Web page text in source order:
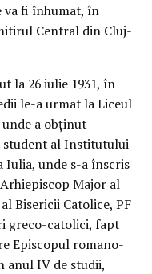
va fi înhumat, în
Central din Cluj-
la 26 iulie 1931, în
le-a urmat la Liceul
unde a obținut
student al Institutului
Iulia, unde s-a înscris
Major al
Bisericii Catolice, PF
greco-catolici, fapt
Episcopul romano-
anul IV de studii,